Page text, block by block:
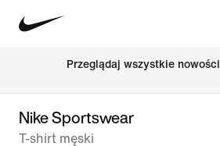
Przeglądaj wszystkie nowości
Nike Sportswear
T-shirt męski